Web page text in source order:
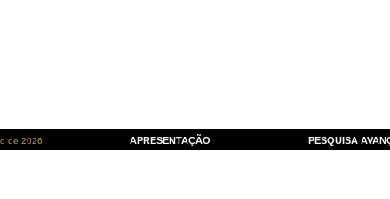
de 2026 APRESENTAÇÃO PESQUISA